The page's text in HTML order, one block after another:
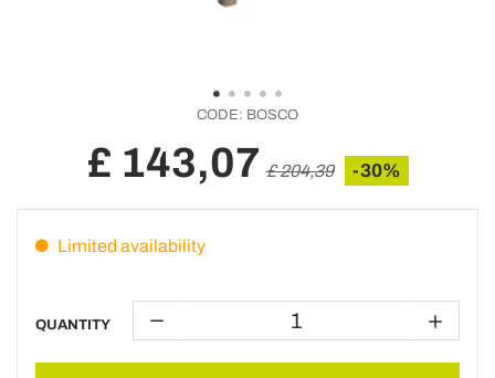
CODE: BOSCO
£ 143,07 £ 204,39 -30%
Limited availability
QUANTITY